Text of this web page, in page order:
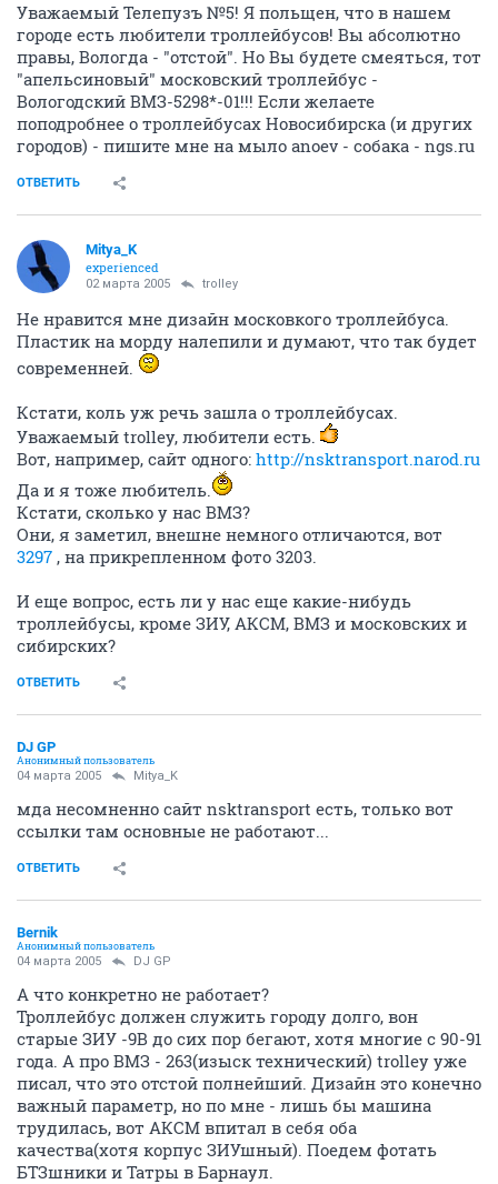
Уважаемый Телепузъ №5! Я польщен, что в нашем
городе есть любители троллейбусов! Вы абсолютно
правы, Вологда - "отстой". Но Вы будете смеяться, тот
"апельсиновый" московский троллейбус -
Вологодский ВМЗ-5298*-01!!! Если желаете
поподробнее о троллейбусах Новосибирска (и других
городов) - пишите мне на мыло anoev - собака - ngs.ru
ОТВЕТИТЬ
Mitya_K
experienced
02 марта 2005 trolley
Не нравится мне дизайн московкого троллейбуса.
Пластик на морду налепили и думают, что так будет
современней.
Кстати, коль уж речь зашла о троллейбусах.
Уважаемый trolley, любители есть.
Вот, например, сайт одного: http://nsktransport.narod.ru
Да и я тоже любитель.
Кстати, сколько у нас ВМЗ?
Они, я заметил, внешне немного отличаются, вот
3297 , на прикрепленном фото 3203.
И еще вопрос, есть ли у нас еще какие-нибудь
троллейбусы, кроме ЗИУ, АКСМ, ВМЗ и московских и
сибирских?
ОТВЕТИТЬ
DJ GP
Анонимный пользователь
04 марта 2005 Mitya_K
мда несомненно сайт nsktransport есть, только вот
ссылки там основные не работают...
ОТВЕТИТЬ
Bernik
Анонимный пользователь
04 марта 2005 DJ GP
А что конкретно не работает?
Троллейбус должен служить городу долго, вон
старые ЗИУ -9В до сих пор бегают, хотя многие с 90-91
года. А про ВМЗ - 263(изыск технический) trolley уже
писал, что это отстой полнейший. Дизайн это конечно
важный параметр, но по мне - лишь бы машина
трудилась, вот АКСМ впитал в себя оба
качества(хотя корпус ЗИУшный). Поедем фотать
БТЗшники и Татры в Барнаул.